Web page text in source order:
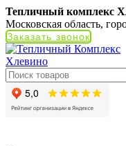
Тепличный комплекс
Московская область,
Заказать звонок